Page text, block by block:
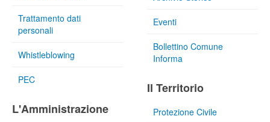
Trattamento dati
personali
Whistleblowing
PEC
L'Amministrazione
Eventi
Bollettino Comune
Informa
Il Territorio
Protezione Civile